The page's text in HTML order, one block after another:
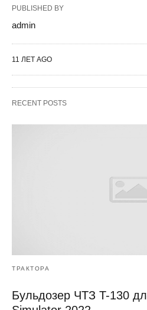
PUBLISHED BY
admin
11 ЛЕТ AGO
RECENT POSTS
ТРАКТОРА
Бульдозер ЧТЗ T-130